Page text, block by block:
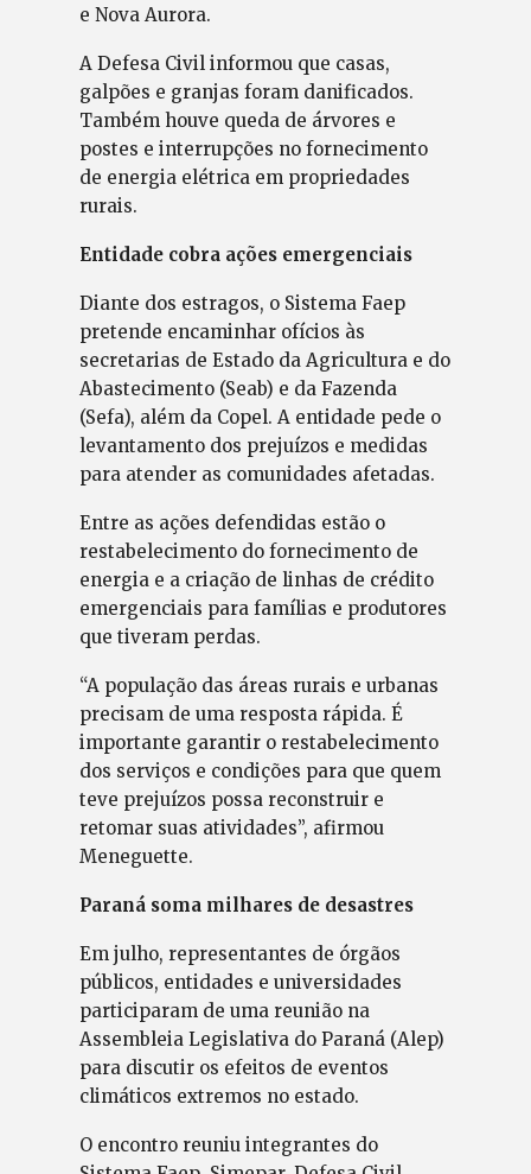
e Nova Aurora.
A Defesa Civil informou que casas,
galpões e granjas foram danificados.
Também houve queda de árvores e
postes e interrupções no fornecimento
de energia elétrica em propriedades
rurais.
Entidade cobra ações emergenciais
Diante dos estragos, o Sistema Faep
pretende encaminhar ofícios às
secretarias de Estado da Agricultura e do
Abastecimento (Seab) e da Fazenda
(Sefa), além da Copel. A entidade pede o
levantamento dos prejuízos e medidas
para atender as comunidades afetadas.
Entre as ações defendidas estão o
restabelecimento do fornecimento de
energia e a criação de linhas de crédito
emergenciais para famílias e produtores
que tiveram perdas.
“A população das áreas rurais e urbanas
precisam de uma resposta rápida. É
importante garantir o restabelecimento
dos serviços e condições para que quem
teve prejuízos possa reconstruir e
retomar suas atividades”, afirmou
Meneguette.
Paraná soma milhares de desastres
Em julho, representantes de órgãos
públicos, entidades e universidades
participaram de uma reunião na
Assembleia Legislativa do Paraná (Alep)
para discutir os efeitos de eventos
climáticos extremos no estado.
O encontro reuniu integrantes do